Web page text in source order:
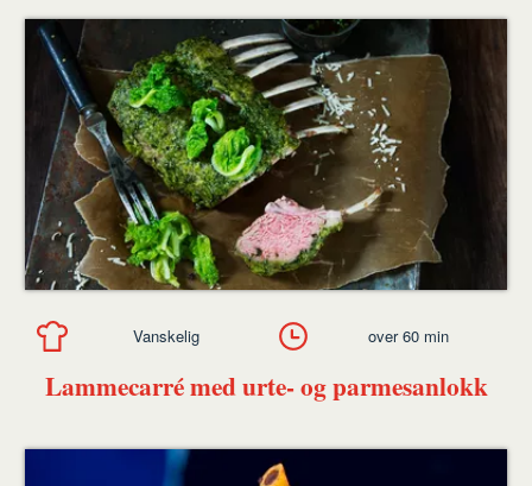
Lammecarré med urte- og parmesanlokk
Vanskelig over 60 min